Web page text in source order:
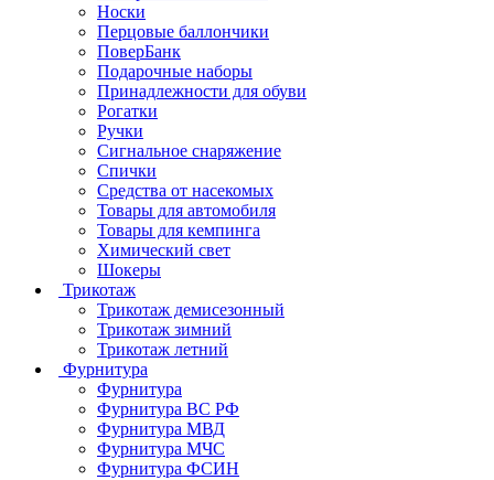
Носки
Перцовые баллончики
ПоверБанк
Подарочные наборы
Принадлежности для обуви
Рогатки
Ручки
Сигнальное снаряжение
Спички
Средства от насекомых
Товары для автомобиля
Товары для кемпинга
Химический свет
Шокеры
Трикотаж
Трикотаж демисезонный
Трикотаж зимний
Трикотаж летний
Фурнитура
Фурнитура
Фурнитура ВС РФ
Фурнитура МВД
Фурнитура МЧС
Фурнитура ФСИН